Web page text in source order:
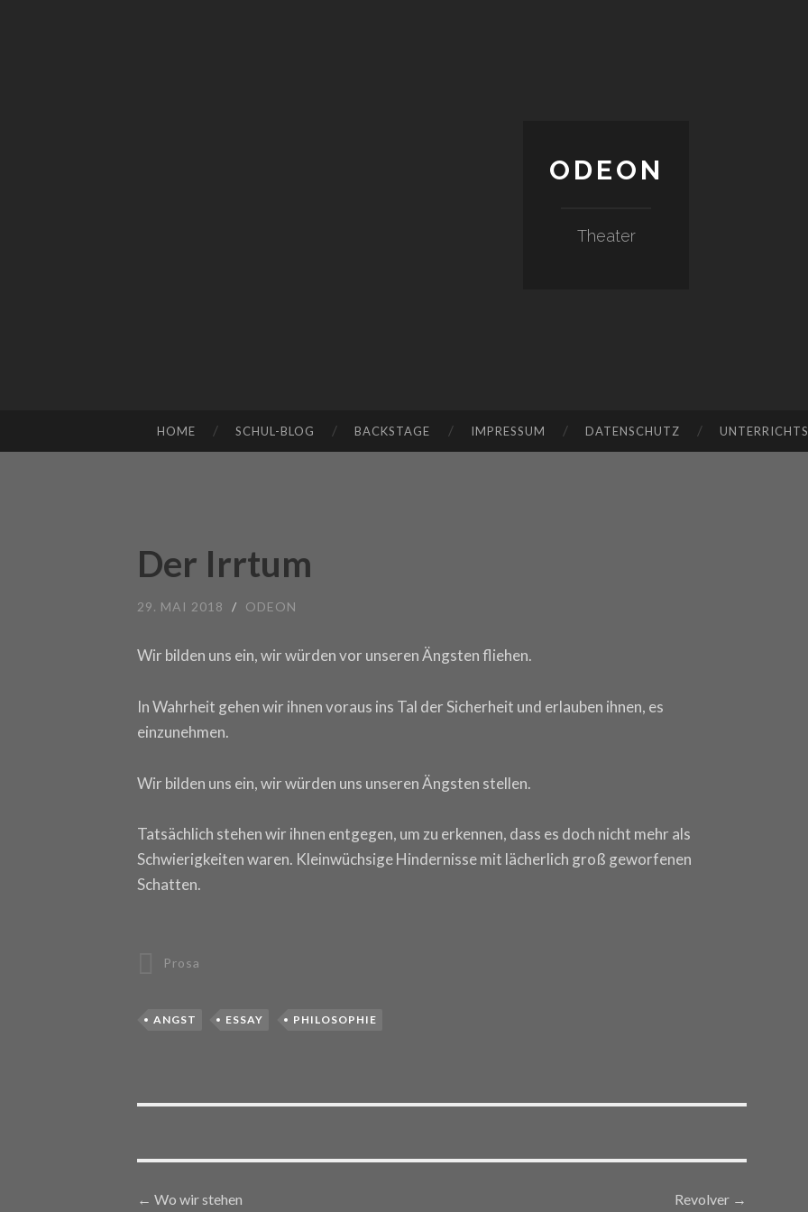
ODEON
Theater
HOME SCHUL-BLOG BACKSTAGE IMPRESSUM DATENSCHUTZ
Der Irrtum
29. MAI 2018 / ODEON
Wir bilden uns ein, wir würden vor unseren Ängsten fliehen.
In Wahrheit gehen wir ihnen voraus ins Tal der Sicherheit und erlauben ihnen, es
einzunehmen.
Wir bilden uns ein, wir würden uns unseren Ängsten stellen.
Tatsächlich stehen wir ihnen entgegen, um zu erkennen, dass es doch nicht mehr als
Schwierigkeiten waren. Kleinwüchsige Hindernisse mit lächerlich groß geworfenen
Schatten.
Prosa
ANGST ESSAY PHILOSOPHIE
← Wo wir stehen Revolver →